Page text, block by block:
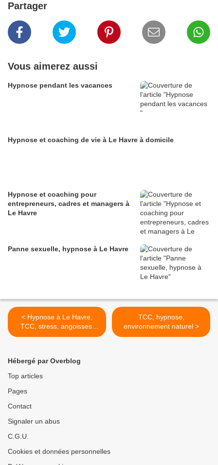
Partager
Vous aimerez aussi
Hypnose pendant les vacances
Hypnose et coaching de vie à Le Havre à domicile
Hypnose et coaching pour
entrepreneurs, cadres et managers à
Le Havre
Panne sexuelle, hypnose à Le Havre
< Hypnose à Le Havre,
TCC, stress, angoisses,
phobies
TCC, hypnose,
environnement naturel >
Hébergé par Overblog
Top articles
Pages
Contact
Signaler un abus
C.G.U.
Cookies et données personnelles